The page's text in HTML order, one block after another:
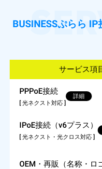
BUSINESSぷらら
サービス項
PPPoE接続
[ 光ネクスト対応 ]
詳細
IPoE接続（v6プラス）
[ 光ネクスト・光クロス対応 ]
OEM・再販（名称・ロ